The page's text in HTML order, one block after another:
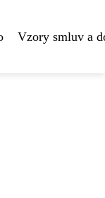
Vzory smluv a